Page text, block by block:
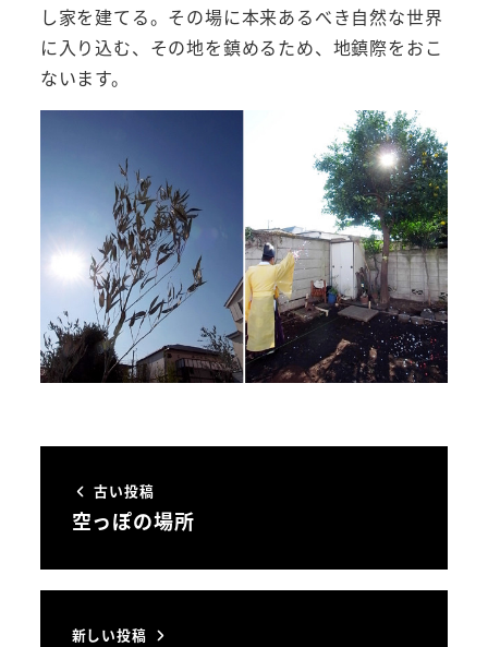
し家を建てる。その場に本来あるべき自然な世界
に入り込む、その地を鎮めるため、地鎮際をおこ
ないます。
古い投稿
空っぽの場所
新しい投稿